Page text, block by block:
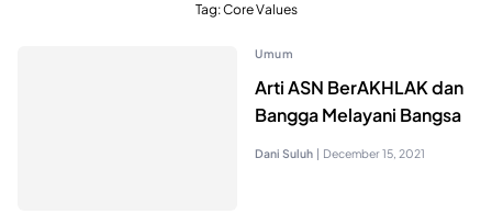
Tag:Core Values
Umum
Arti ASN BerAKHLAK dan
Bangga Melayani Bangsa
Dani Suluh | December 15, 2021